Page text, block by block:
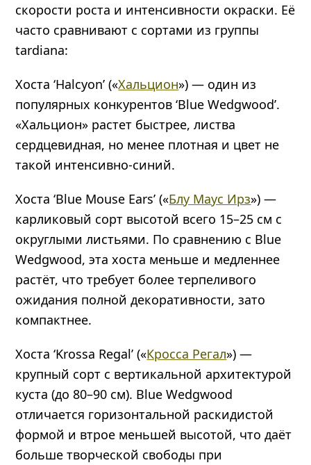
скорости роста и интенсивности окраски. Её
часто сравнивают с сортами из группы
tardiana:
Хоста ‘Halcyon’ («Хальцион») — один из
популярных конкурентов ‘Blue Wedgwood’.
«Хальцион» растет быстрее, листва
сердцевидная, но менее плотная и цвет не
такой интенсивно-синий.
Хоста ‘Blue Mouse Ears’ («Блу Маус Ирз») —
карликовый сорт высотой всего 15–25 см с
округлыми листьями. По сравнению с Blue
Wedgwood, эта хоста меньше и медленнее
растёт, что требует более терпеливого
ожидания полной декоративности, зато
компактнее.
Хоста ‘Krossa Regal’ («Кросса Регал») —
крупный сорт с вертикальной архитектурой
куста (до 80–90 см). Blue Wedgwood
отличается горизонтальной раскидистой
формой и втрое меньшей высотой, что даёт
больше творческой свободы при